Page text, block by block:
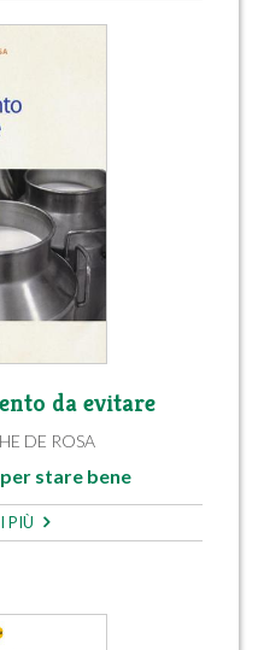
da evitare
DE ROSA
stare bene
PIÙ